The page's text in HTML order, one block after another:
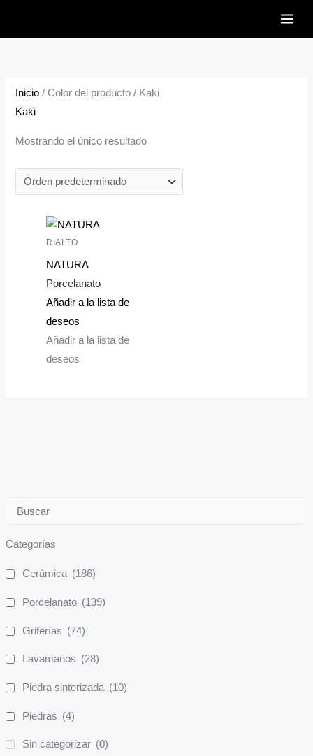
Categorías
Cerámica (186)
Porcelanato (139)
Griferías (74)
Lavamanos (28)
Piedra sinterizada (10)
Piedras (4)
Sin categorizar (0)
Inicio / Color del producto / Kaki
Kaki
Mostrando el único resultado
RIALTO
NATURA
Porcelanato
Añadir a la lista de
deseos
Añadir a la lista de
deseos